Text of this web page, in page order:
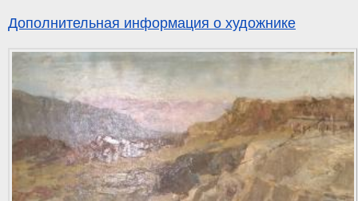
Дополнительная информация о художнике